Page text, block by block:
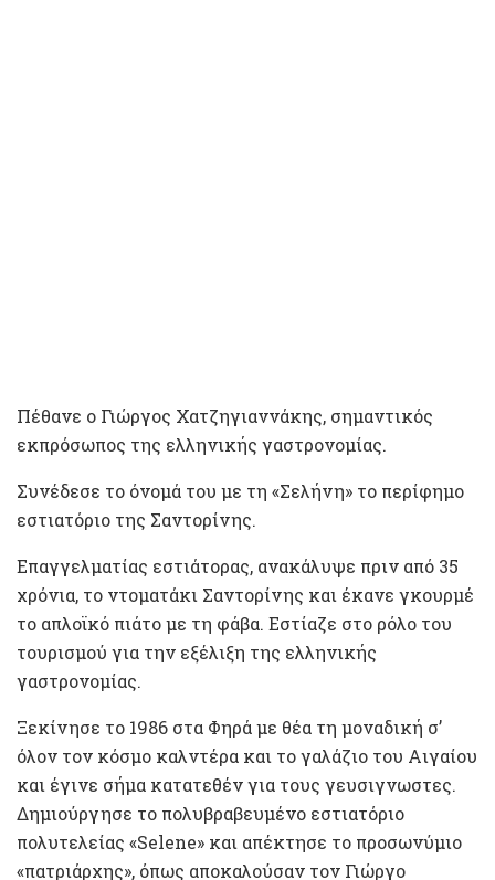
Πέθανε ο Γιώργος Χατζηγιαννάκης, σημαντικός
εκπρόσωπος της ελληνικής γαστρονομίας.
Συνέδεσε το όνομά του με τη «Σελήνη» το περίφημο
εστιατόριο της Σαντορίνης.
Επαγγελματίας εστιάτορας, ανακάλυψε πριν από 35
χρόνια, το ντοματάκι Σαντορίνης και έκανε γκουρμέ
το απλοϊκό πιάτο με τη φάβα. Εστίαζε στο ρόλο του
τουρισμού για την εξέλιξη της ελληνικής
γαστρονομίας.
Ξεκίνησε το 1986 στα Φηρά με θέα τη μοναδική σ’
όλον τον κόσμο καλντέρα και το γαλάζιο του Αιγαίου
και έγινε σήμα κατατεθέν για τους γευσιγνωστες.
Δημιούργησε το πολυβραβευμένο εστιατόριο
πολυτελείας «Selene» και απέκτησε το προσωνύμιο
«πατριάρχης», όπως αποκαλούσαν τον Γιώργο